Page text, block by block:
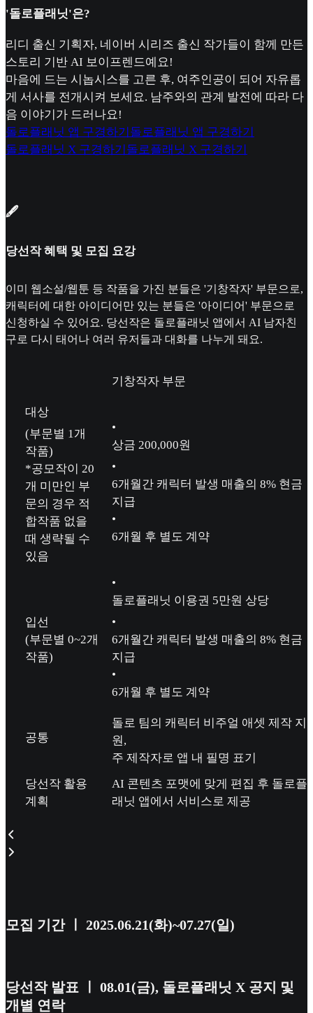
'돌로플래닛'은?
리디 출신 기획자, 네이버 시리즈 출신 작가들이 함께 만든
스토리 기반 AI 보이프렌드예요!
마음에 드는 시놉시스를 고른 후, 여주인공이 되어 자유롭
게 서사를 전개시켜 보세요. 남주와의 관계 발전에 따라 다
음 이야기가 드러나요!
돌로플래닛 앱 구경하기 돌로플래닛 앱 구경하기
돌로플래닛 X 구경하기 돌로플래닛 X 구경하기
🖋️
당선작 혜택 및 모집 요강
이미 웹소설/웹툰 등 작품을 가진 분들은 '기창작자' 부문으로,
캐릭터에 대한 아이디어만 있는 분들은 '아이디어' 부문으로
신청하실 수 있어요. 당선작은 돌로플래닛 앱에서 AI 남자친
구로 다시 태어나 여러 유저들과 대화를 나누게 돼요.
기창작자 부문
대상
(부문별 1개
작품)
*공모작이 20
개 미만인 부
문의 경우 적
합작품 없을
때 생략될 수
있음
•
상금 200,000원
•
6개월간 캐릭터 발생 매출의 8% 현금
지급
•
6개월 후 별도 계약
입선
(부문별 0~2개
작품)
•
돌로플래닛 이용권 5만원 상당
•
6개월간 캐릭터 발생 매출의 8% 현금
지급
•
6개월 후 별도 계약
공통
돌로 팀의 캐릭터 비주얼 애셋 제작 지
원,
주 제작자로 앱 내 필명 표기
당선작 활용
계획
AI 콘텐츠 포맷에 맞게 편집 후 돌로플
래닛 앱에서 서비스로 제공
모집 기간 ㅣ 2025.06.21(화)~07.27(일)
당선작 발표 ㅣ 08.01(금), 돌로플래닛 X 공지 및
개별 연락